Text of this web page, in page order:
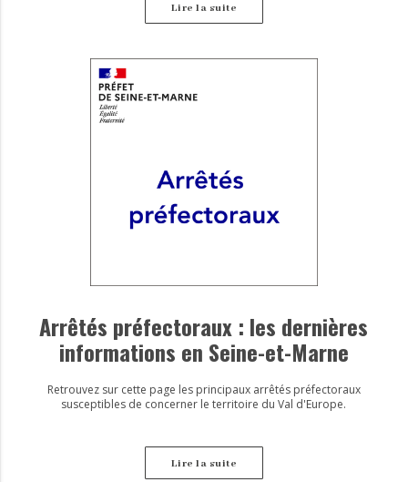
Lire la suite
Arrêtés préfectoraux : les dernières
informations en Seine-et-Marne
Retrouvez sur cette page les principaux arrêtés préfectoraux
susceptibles de concerner le territoire du Val d'Europe.
Lire la suite